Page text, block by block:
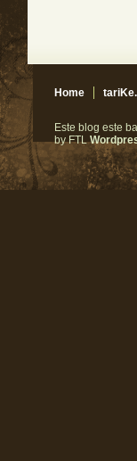
Home
Este blog este
by FTL